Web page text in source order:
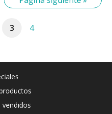
3 4
vendidos